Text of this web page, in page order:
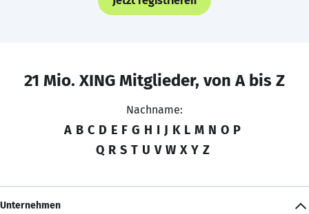
21 Mio. XING Mitglieder, von A bis Z
Nachname:
A B C D E F G H I J K L M N O P
Q R S T U V W X Y Z
Unternehmen